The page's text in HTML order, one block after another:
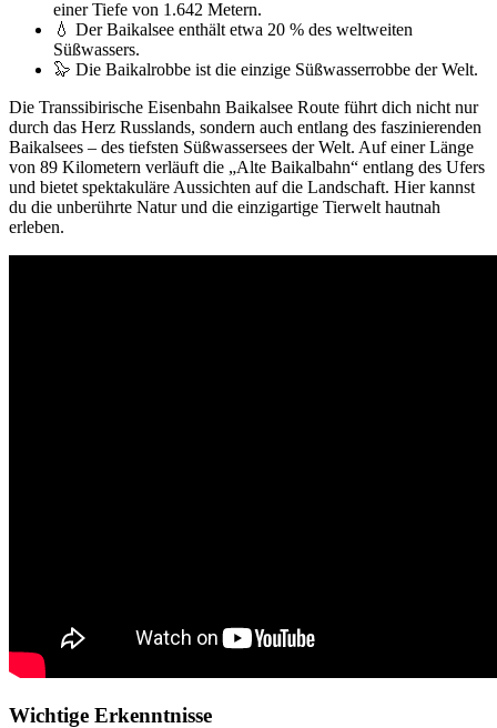
einer Tiefe von 1.642 Metern.
💧 Der Baikalsee enthält etwa 20 % des weltweiten
Süßwassers.
🦭 Die Baikalrobbe ist die einzige Süßwasserrobbe der Welt.
Die Transsibirische Eisenbahn Baikalsee Route führt dich nicht nur
durch das Herz Russlands, sondern auch entlang des faszinierenden
Baikalsees – des tiefsten Süßwassersees der Welt. Auf einer Länge
von 89 Kilometern verläuft die „Alte Baikalbahn“ entlang des Ufers
und bietet spektakuläre Aussichten auf die Landschaft. Hier kannst
du die unberührte Natur und die einzigartige Tierwelt hautnah
erleben.
Wichtige Erkenntnisse